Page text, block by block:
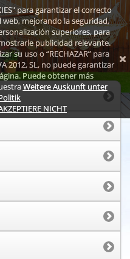
para garantizar el correcto
mejorando la seguridad,
superiores, para
publicidad relevante.
su uso o “RECHAZAR” para
2012, SL, no puede garantizar
Puede obtener más
Weitere Auskunft unter
NICHT